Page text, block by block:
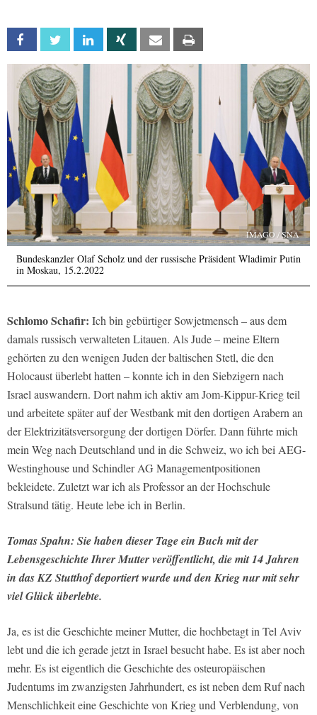
Facebook Twitter Linkedin Xing Email
IMAGO / SNA
Bundeskanzler Olaf Scholz und der russische Präsident Wladimir Putin
in Moskau, 15.2.2022
Schlomo Schafir: Ich bin gebürtiger Sowjetmensch – aus dem
damals russisch verwalteten Litauen. Als Jude – meine Eltern
gehörten zu den wenigen Juden der baltischen Stetl, die den
Holocaust überlebt hatten – konnte ich in den Siebzigern nach
Israel auswandern. Dort nahm ich aktiv am Jom-Kippur-Krieg teil
und arbeitete später auf der Westbank mit den dortigen Arabern an
der Elektrizitätsversorgung der dortigen Dörfer. Dann führte mich
mein Weg nach Deutschland und in die Schweiz, wo ich bei AEG-
Westinghouse und Schindler AG Managementpositionen
bekleidete. Zuletzt war ich als Professor an der Hochschule
Stralsund tätig. Heute lebe ich in Berlin.
Tomas Spahn: Sie haben dieser Tage ein Buch mit der
Lebensgeschichte Ihrer Mutter veröffentlicht, die mit 14 Jahren
in das KZ Stutthof deportiert wurde und den Krieg nur mit sehr
viel Glück überlebte.
Ja, es ist die Geschichte meiner Mutter, die hochbetagt in Tel Aviv
lebt und die ich gerade jetzt in Israel besucht habe. Es ist aber noch
mehr. Es ist eigentlich die Geschichte des osteuropäischen
Judentums im zwanzigsten Jahrhundert, es ist neben dem Ruf nach
Menschlichkeit eine Geschichte von Krieg und Verblendung, von